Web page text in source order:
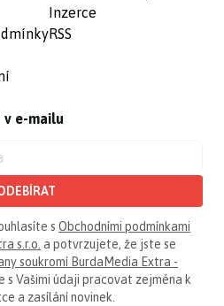
Inzerce
RSS
e-mailu
s Obchodními podmínkami
s.r.o. a potvrzujete, že jste se
soukromí BurdaMedia Extra -
s Vašimi údaji pracovat zejména k
a zasílání novinek.